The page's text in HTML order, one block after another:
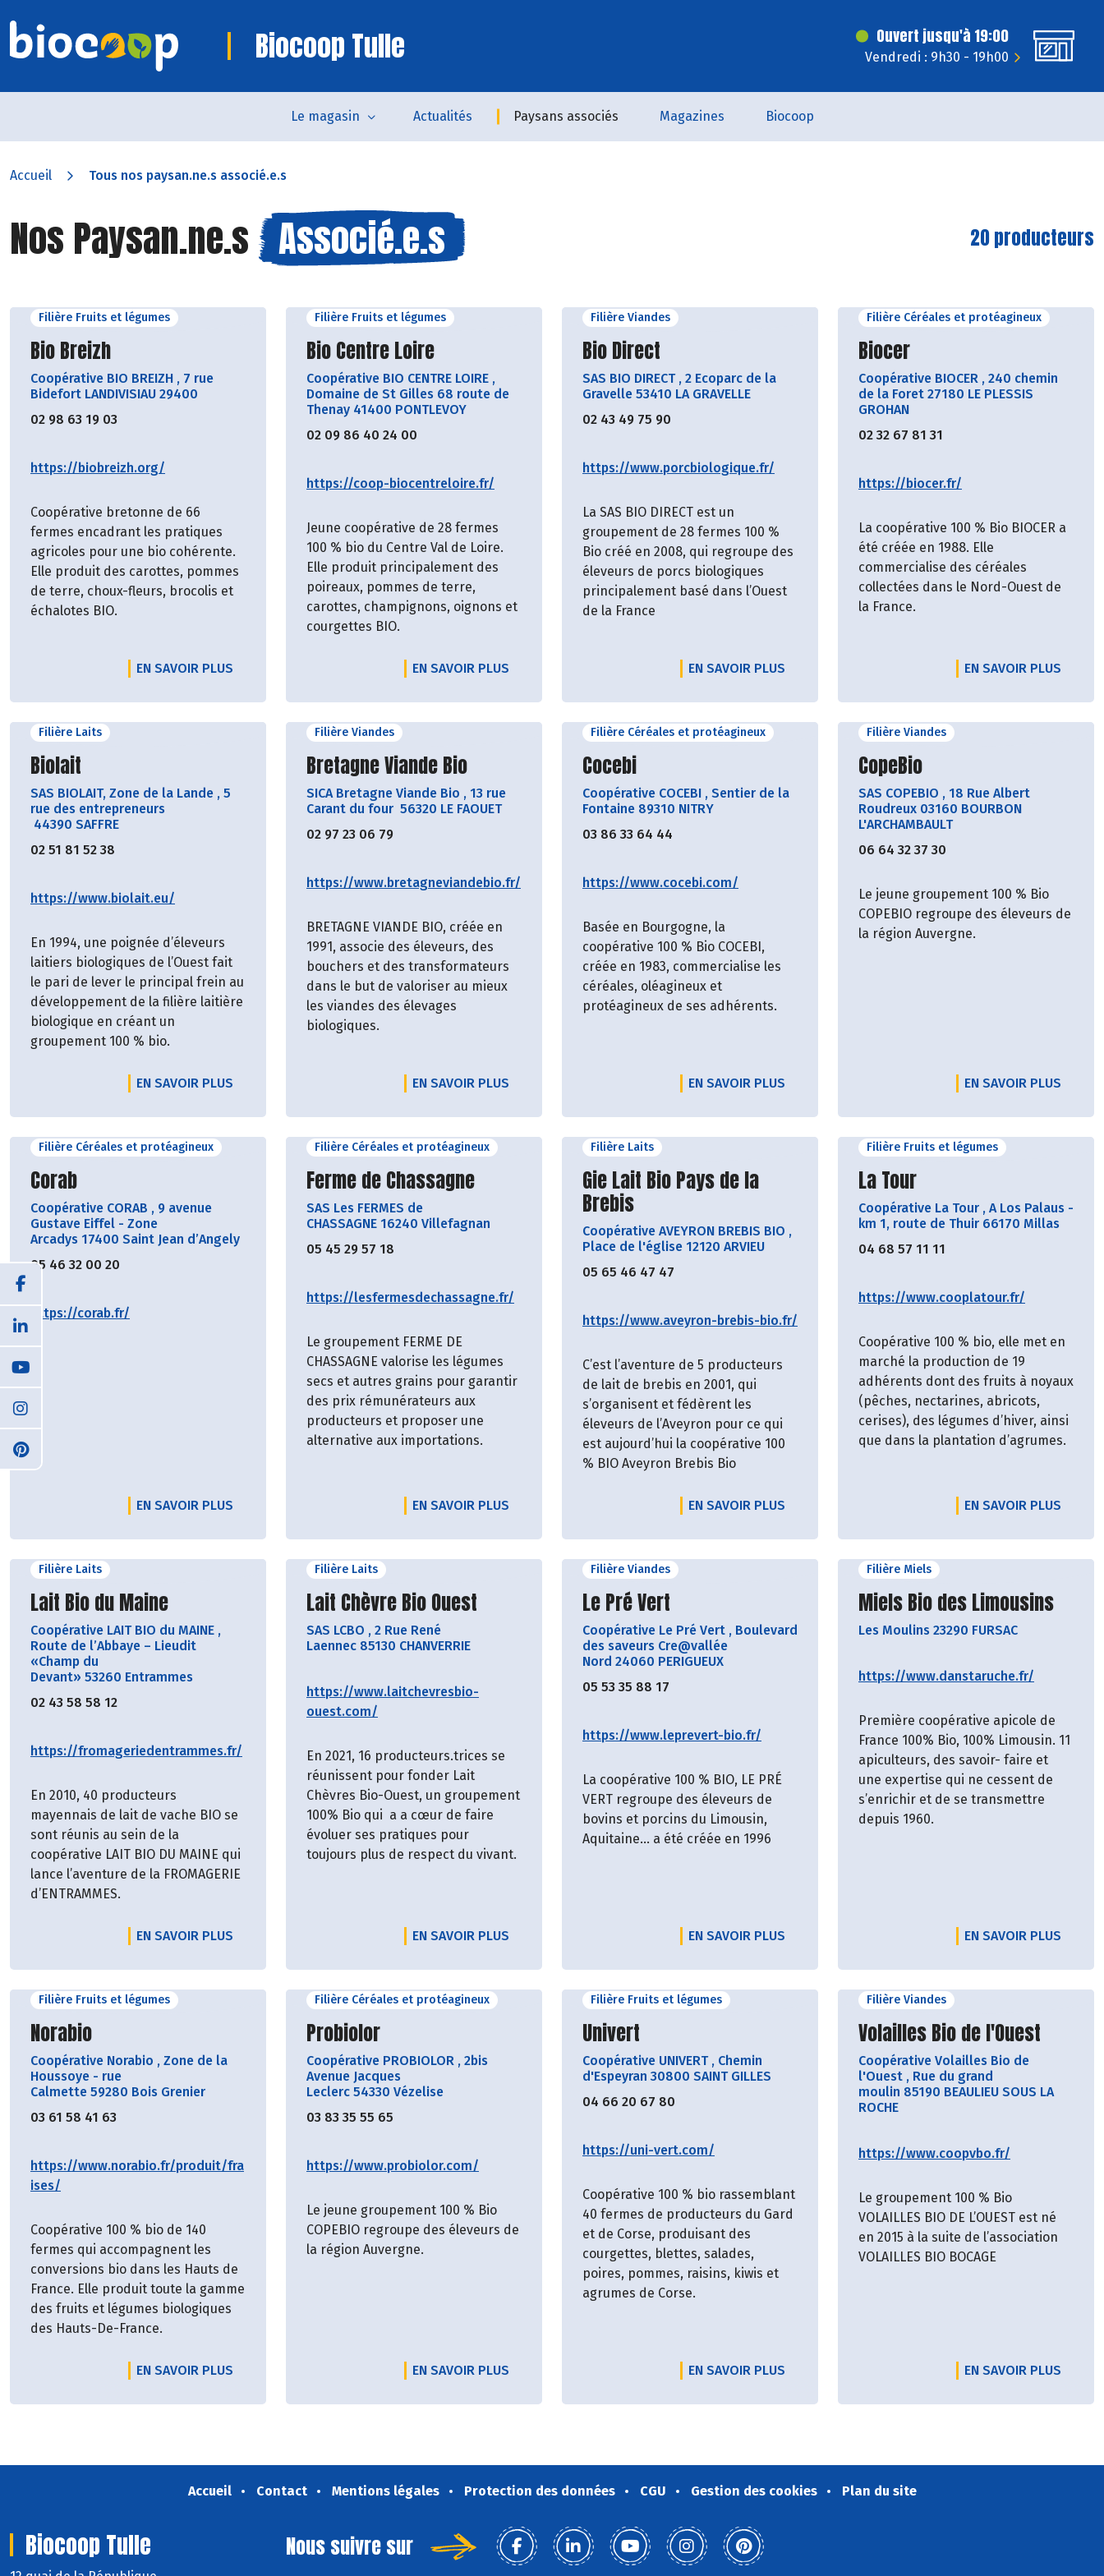
Biocoop Tulle Ouvert jusqu'à 19:00
Vendredi : 9h30 - 19h00
Le magasin Actualités Paysans associés Magazines Biocoop
Accueil Tous nos paysan.ne.s associé.e.s
Nos Paysan.ne.s Associé.e.s 20 producteurs
Filière Fruits et légumes
Découvrir le producteur
Bio Breizh
Coopérative BIO BREIZH , 7 rue
Bidefort LANDIVISIAU 29400
02 98 63 19 03
https://biobreizh.org/
Coopérative bretonne de 66
fermes encadrant les pratiques
agricoles pour une bio cohérente.
Elle produit des carottes, pommes
de terre, choux-fleurs, brocolis et
échalotes BIO.
EN SAVOIR PLUS
Filière Fruits et légumes
Découvrir le producteur
Bio Centre Loire
Coopérative BIO CENTRE LOIRE ,
Domaine de St Gilles 68 route de
Thenay 41400 PONTLEVOY
02 09 86 40 24 00
https://coop-biocentreloire.fr/
Jeune coopérative de 28 fermes
100 % bio du Centre Val de Loire.
Elle produit principalement des
poireaux, pommes de terre,
carottes, champignons, oignons et
courgettes BIO.
EN SAVOIR PLUS
Filière Viandes
Découvrir le producteur
Bio Direct
SAS BIO DIRECT , 2 Ecoparc de la
Gravelle 53410 LA GRAVELLE
02 43 49 75 90
https://www.porcbiologique.fr/
La SAS BIO DIRECT est un
groupement de 28 fermes 100 %
Bio créé en 2008, qui regroupe des
éleveurs de porcs biologiques
principalement basé dans l’Ouest
de la France
EN SAVOIR PLUS
Filière Céréales et protéagineux
Découvrir le producteur
Biocer
Coopérative BIOCER , 240 chemin
de la Foret 27180 LE PLESSIS
GROHAN
02 32 67 81 31
https://biocer.fr/
La coopérative 100 % Bio BIOCER a
été créée en 1988. Elle
commercialise des céréales
collectées dans le Nord-Ouest de
la France.
EN SAVOIR PLUS
Filière Laits
Découvrir le producteur
Biolait
SAS BIOLAIT, Zone de la Lande , 5
rue des entrepreneurs
44390 SAFFRE
02 51 81 52 38
https://www.biolait.eu/
En 1994, une poignée d’éleveurs
laitiers biologiques de l’Ouest fait
le pari de lever le principal frein au
développement de la filière laitière
biologique en créant un
groupement 100 % bio.
EN SAVOIR PLUS
Filière Viandes
Découvrir le producteur
Bretagne Viande Bio
SICA Bretagne Viande Bio , 13 rue
Carant du four 56320 LE FAOUET
02 97 23 06 79
https://www.bretagneviandebio.fr/
BRETAGNE VIANDE BIO, créée en
1991, associe des éleveurs, des
bouchers et des transformateurs
dans le but de valoriser au mieux
les viandes des élevages
biologiques.
EN SAVOIR PLUS
Filière Céréales et protéagineux
Découvrir le producteur
Cocebi
Coopérative COCEBI , Sentier de la
Fontaine 89310 NITRY
03 86 33 64 44
https://www.cocebi.com/
Basée en Bourgogne, la
coopérative 100 % Bio COCEBI,
créée en 1983, commercialise les
céréales, oléagineux et
protéagineux de ses adhérents.
EN SAVOIR PLUS
Filière Viandes
Découvrir le producteur
CopeBio
SAS COPEBIO , 18 Rue Albert
Roudreux 03160 BOURBON
L'ARCHAMBAULT
06 64 32 37 30
Le jeune groupement 100 % Bio
COPEBIO regroupe des éleveurs de
la région Auvergne.
EN SAVOIR PLUS
Filière Céréales et protéagineux
Découvrir le producteur
Corab
Coopérative CORAB , 9 avenue
Gustave Eiffel - Zone
Arcadys 17400 Saint Jean d’Angely
05 46 32 00 20
https://corab.fr/
EN SAVOIR PLUS
Filière Céréales et protéagineux
Découvrir le producteur
Ferme de Chassagne
SAS Les FERMES de
CHASSAGNE 16240 Villefagnan
05 45 29 57 18
https://lesfermesdechassagne.fr/
Le groupement FERME DE
CHASSAGNE valorise les légumes
secs et autres grains pour garantir
des prix rémunérateurs aux
producteurs et proposer une
alternative aux importations.
EN SAVOIR PLUS
Filière Laits
Découvrir le producteur
Gie Lait Bio Pays de la
Brebis
Coopérative AVEYRON BREBIS BIO ,
Place de l'église 12120 ARVIEU
05 65 46 47 47
https://www.aveyron-brebis-bio.fr/
C’est l’aventure de 5 producteurs
de lait de brebis en 2001, qui
s’organisent et fédèrent les
éleveurs de l’Aveyron pour ce qui
est aujourd’hui la coopérative 100
% BIO Aveyron Brebis Bio
EN SAVOIR PLUS
Filière Fruits et légumes
Découvrir le producteur
La Tour
Coopérative La Tour , A Los Palaus -
km 1, route de Thuir 66170 Millas
04 68 57 11 11
https://www.cooplatour.fr/
Coopérative 100 % bio, elle met en
marché la production de 19
adhérents dont des fruits à noyaux
(pêches, nectarines, abricots,
cerises), des légumes d’hiver, ainsi
que dans la plantation d’agrumes.
EN SAVOIR PLUS
Filière Laits
Découvrir le producteur
Lait Bio du Maine
Coopérative LAIT BIO du MAINE ,
Route de l’Abbaye – Lieudit
«Champ du
Devant» 53260 Entrammes
02 43 58 58 12
https://fromageriedentrammes.fr/
En 2010, 40 producteurs
mayennais de lait de vache BIO se
sont réunis au sein de la
coopérative LAIT BIO DU MAINE qui
lance l’aventure de la FROMAGERIE
d’ENTRAMMES.
EN SAVOIR PLUS
Filière Laits
Découvrir le producteur
Lait Chèvre Bio Ouest
SAS LCBO , 2 Rue René
Laennec 85130 CHANVERRIE
https://www.laitchevresbio-
ouest.com/
En 2021, 16 producteurs.trices se
réunissent pour fonder Lait
Chèvres Bio-Ouest, un groupement
100% Bio qui a a cœur de faire
évoluer ses pratiques pour
toujours plus de respect du vivant.
EN SAVOIR PLUS
Filière Viandes
Découvrir le producteur
Le Pré Vert
Coopérative Le Pré Vert , Boulevard
des saveurs Cre@vallée
Nord 24060 PERIGUEUX
05 53 35 88 17
https://www.leprevert-bio.fr/
La coopérative 100 % BIO, LE PRÉ
VERT regroupe des éleveurs de
bovins et porcins du Limousin,
Aquitaine… a été créée en 1996
EN SAVOIR PLUS
Filière Miels
Découvrir le producteur
Miels Bio des Limousins
Les Moulins 23290 FURSAC
https://www.danstaruche.fr/
Première coopérative apicole de
France 100% Bio, 100% Limousin. 11
apiculteurs, des savoir- faire et
une expertise qui ne cessent de
s’enrichir et de se transmettre
depuis 1960.
EN SAVOIR PLUS
Filière Fruits et légumes
Découvrir le producteur
Norabio
Coopérative Norabio , Zone de la
Houssoye - rue
Calmette 59280 Bois Grenier
03 61 58 41 63
https://www.norabio.fr/produit/fra
ises/
Coopérative 100 % bio de 140
fermes qui accompagnent les
conversions bio dans les Hauts de
France. Elle produit toute la gamme
des fruits et légumes biologiques
des Hauts-De-France.
EN SAVOIR PLUS
Filière Céréales et protéagineux
Découvrir le producteur
Probiolor
Coopérative PROBIOLOR , 2bis
Avenue Jacques
Leclerc 54330 Vézelise
03 83 35 55 65
https://www.probiolor.com/
Le jeune groupement 100 % Bio
COPEBIO regroupe des éleveurs de
la région Auvergne.
EN SAVOIR PLUS
Filière Fruits et légumes
Découvrir le producteur
Univert
Coopérative UNIVERT , Chemin
d'Espeyran 30800 SAINT GILLES
04 66 20 67 80
https://uni-vert.com/
Coopérative 100 % bio rassemblant
40 fermes de producteurs du Gard
et de Corse, produisant des
courgettes, blettes, salades,
poires, pommes, raisins, kiwis et
agrumes de Corse.
EN SAVOIR PLUS
Filière Viandes
Découvrir le producteur
Volailles Bio de l'Ouest
Coopérative Volailles Bio de
l'Ouest , Rue du grand
moulin 85190 BEAULIEU SOUS LA
ROCHE
https://www.coopvbo.fr/
Le groupement 100 % Bio
VOLAILLES BIO DE L’OUEST est né
en 2015 à la suite de l’association
VOLAILLES BIO BOCAGE
EN SAVOIR PLUS
Accueil Contact Mentions légales Protection des données CGU Gestion des cookies Plan du site
Biocoop Tulle Nous suivre sur